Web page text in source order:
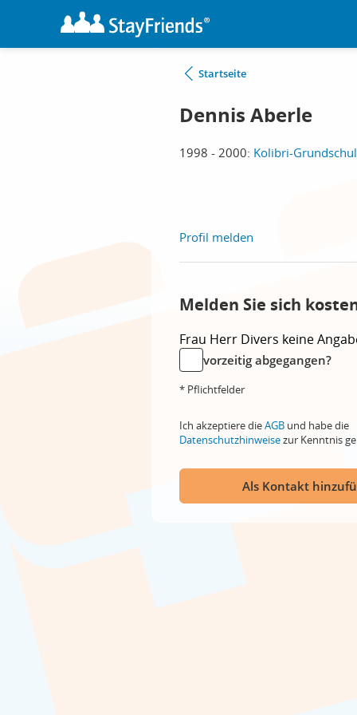
Startseite
Dennis Aberle
1998 - 2000: Kolibri-
Profil melden
Melden Sie sich
Frau Herr Divers keine
vorzeitig abgegangen?
* Pflichtfelder
Ich akzeptiere dieAGB und habe die
Datenschutzhinweisezur Kenntnis
Als Kontakt